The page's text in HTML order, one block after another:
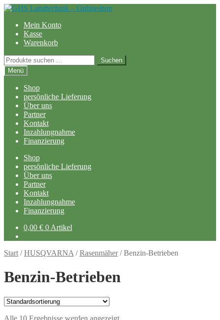
Zur
springen
Zum
springenMein Konto
Kasse
Warenkorb
Suchen
nach:
Suchen
Menü
Shop
persönliche Lieferung
Über uns
Partner
Kontakt
Inzahlungnahme
Finanzierung
Shop
persönliche Lieferung
Über uns
Partner
Kontakt
Inzahlungnahme
Finanzierung
0,00 € 0 Artikel
Start /HUSQVARNA /Rasenmäher/Benzin-Betrieben
Benzin-Betrieben
Alle 10 Ergebnisse werden angezeigt